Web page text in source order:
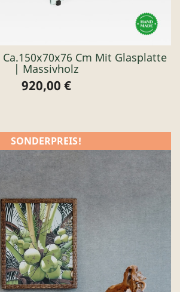
Ca.150x70x76 Cm Mit Glasplatte
| Massivholz
Preis
920,00 €
SONDERPREIS!